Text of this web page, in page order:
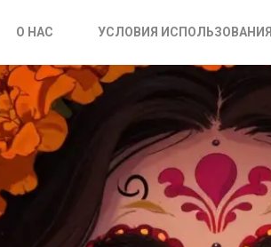
О НАС УСЛОВИЯ ИСПОЛЬЗОВАНИЯ